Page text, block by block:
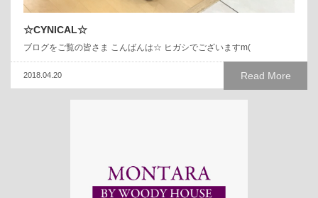
☆CYNICAL☆
ブログをご覧の皆さま こんばんは☆ ヒガシでございますm(
Read More
2018.04.20